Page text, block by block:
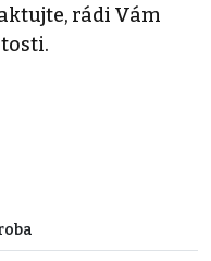
rádi Vám